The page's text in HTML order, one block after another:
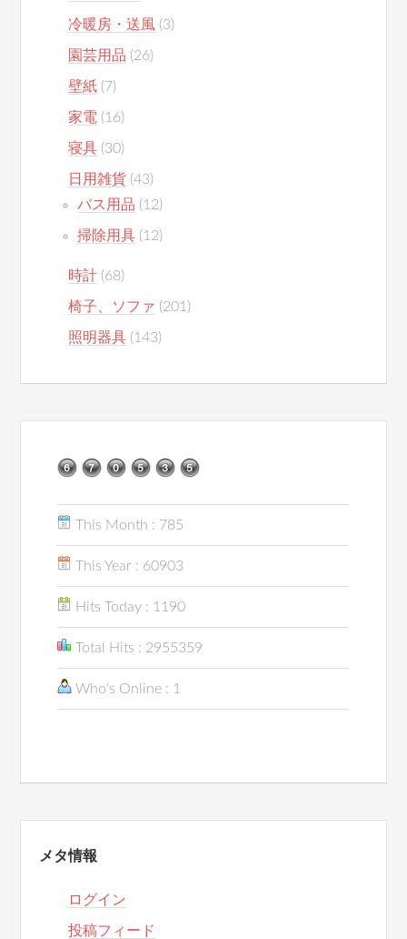
冷暖房・送風 (3)
園芸用品 (26)
壁紙 (7)
家電 (16)
寝具 (30)
日用雑貨 (43)
バス用品 (12)
掃除用具 (12)
時計 (68)
椅子、ソファ (201)
照明器具 (143)
This Month : 785
This Year : 60903
Hits Today : 1190
Total Hits : 2955359
Who's Online : 1
メタ情報
ログイン
投稿フィード